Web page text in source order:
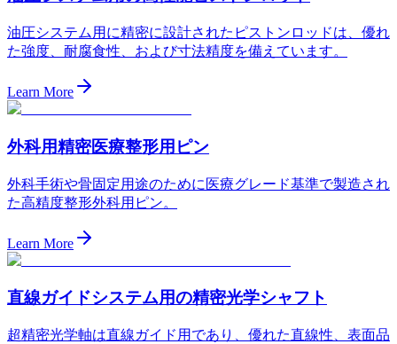
油圧システム用に精密に設計されたピストンロッドは、優れ
た強度、耐腐食性、および寸法精度を備えています。
Learn More
外科用精密医療整形用ピン
外科手術や骨固定用途のために医療グレード基準で製造され
た高精度整形外科用ピン。
Learn More
直線ガイドシステム用の精密光学シャフト
超精密光学軸は直線ガイド用であり、優れた直線性、表面品